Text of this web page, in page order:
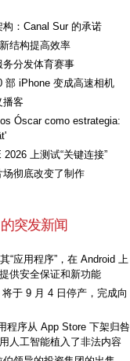
：Canal Sur 的承诺
结构提高效率
分发体育赛事
部 iPhone 变成高速相机
播客
Óscar como estrategia:
上测试“关键连接”
场彻底改变了制作
突发新闻
“应用程序”，在 Android 上
供安全保证和新功能
于 9 月 4 日停产，完成向
程序从 App Store 下架归咎
人工智能植入了非法内容